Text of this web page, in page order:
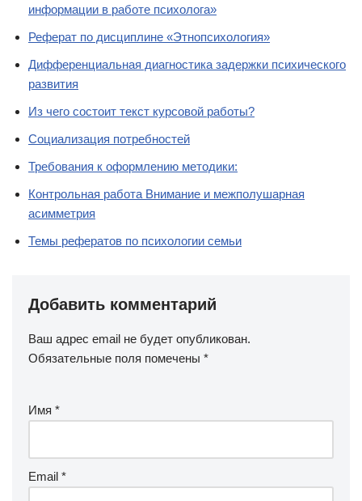
информации в работе психолога»
Реферат по дисциплине «Этнопсихология»
Дифференциальная диагностика задержки психического
развития
Из чего состоит текст курсовой работы?
Социализация потребностей
Требования к оформлению методики:
Контрольная работа Внимание и межполушарная
асимметрия
Темы рефератов по психологии семьи
Добавить комментарий
Ваш адрес email не будет опубликован.
Обязательные поля помечены *
Имя *
Email *